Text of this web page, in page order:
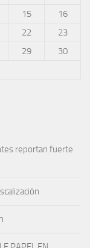
15
16
22
23
29
30
reportan fuerte